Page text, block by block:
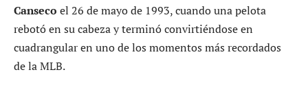
Canseco el 26 de mayo de 1993, cuando una pelota
rebotó en su cabeza y terminó convirtiéndose en
cuadrangular en uno de los momentos más recordados
de la MLB.